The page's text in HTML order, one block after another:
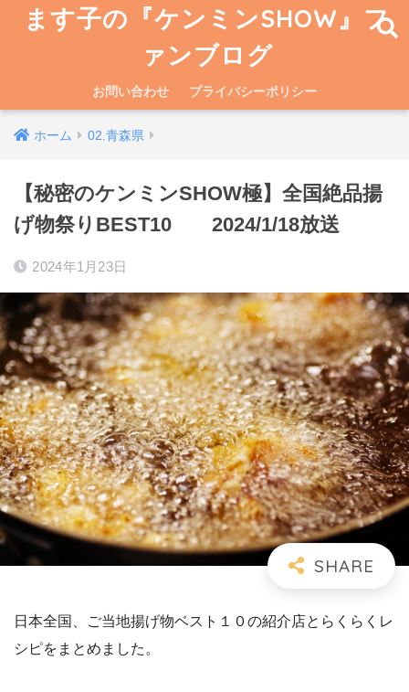
ます子の『ケンミンSHOW』フ
ァンブログ
お問い合わせ プライバシーポリシー
ホーム 02.青森県
【秘密のケンミンSHOW極】全国絶品揚
げ物祭りBEST10 2024/1/18放送
2024年1月23日
日本全国、ご当地揚げ物ベスト１０の紹介店とらくらくレ
シピをまとめました。